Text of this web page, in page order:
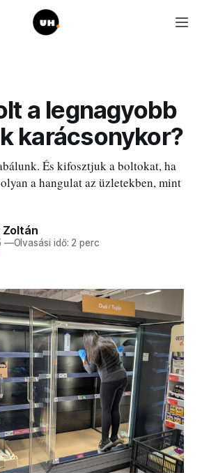
a legnagyobb
karácsonykor?
És kifosztjuk a boltokat, ha
a hangulat az üzletekben, mint
Zoltán
—Olvasási idő: 2 perc